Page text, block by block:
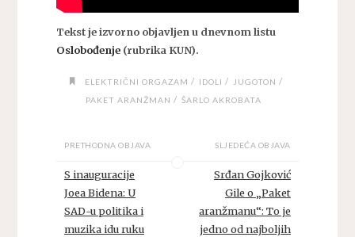
Tekst je izvorno objavljen u dnevnom listu
Oslobođenje(rubrika KUN).
ELEKTRIČNI ORGAZAM / IDOLI / JUGOTON /
PAKET ARANŽMAN / ŠARLO AKROBATA
PRETHODNA OBJAVA
S inauguracije
Joea Bidena: U
SAD-u politika i
muzika idu ruku
SLJEDEĆA OBJAVA
Srđan Gojković
Gile o „Paket
aranžmanu“: To je
jedno od najboljih